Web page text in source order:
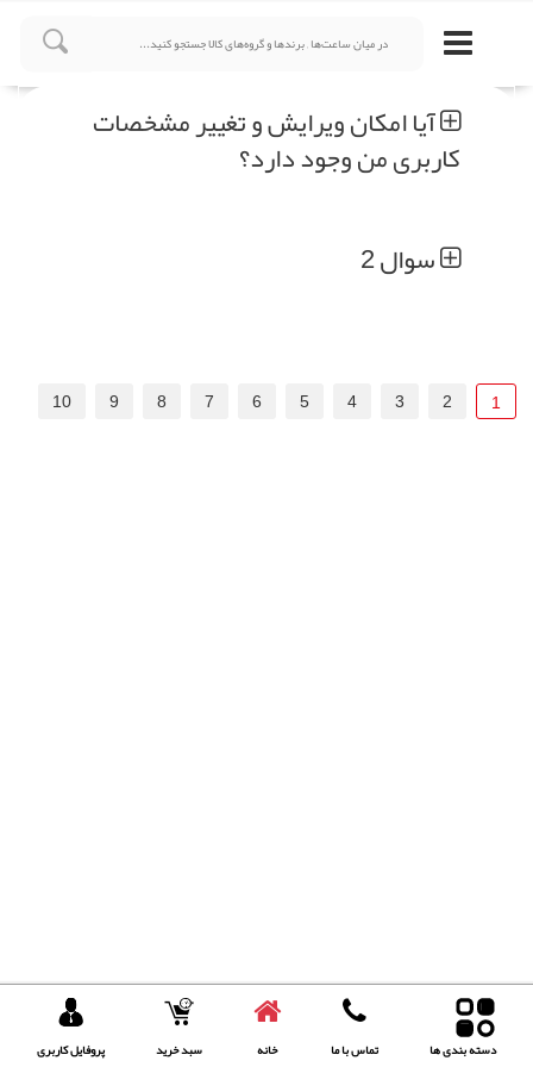
آیا امکان ویرایش و تغییر مشخصات
کاربری من وجود دارد؟
سوال 2
1
2
3
4
5
6
7
8
9
10
دسته بندی ها تماس با ما خانه سبد خرید پروفایل کاربری